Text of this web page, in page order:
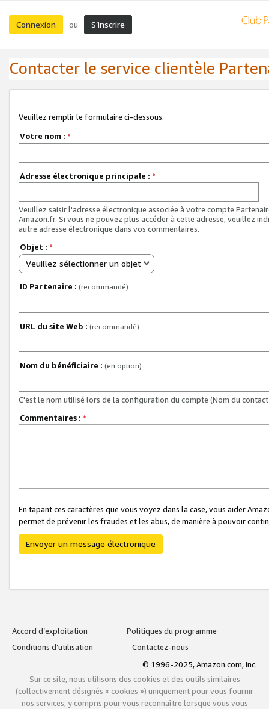
Connexion ou S’inscrire
Contacter le service clientèle
Veuillez remplir le formulaire ci-dessous.
Votre nom : *
Adresse électronique principale : *
Veuillez saisir l'adresse électronique associée à votre compte
Amazon.fr. Si vous ne pouvez plus accéder à cette adresse, veuillez
autre adresse électronique dans vos commentaires.
Objet : *
Veuillez sélectionner un objet
ID Partenaire : (recommandé)
URL du site Web : (recommandé)
Nom du bénéficiaire : (en option)
C'est le nom utilisé lors de la configuration du compte (Nom du
Commentaires : *
En tapant ces caractères que vous voyez dans la case, vous aider
permet de prévenir les fraudes et les abus, de manière à pouvoir
Envoyer un message électronique
Accord d’exploitation
Politiques du programme
Conditions d’utilisation
Contactez-nous
© 1996-2025, Amazon.com, Inc.
Sur ce site, nous utilisons des cookies et des outils similaires
(collectivement désignés « cookies ») uniquement pour vous fournir
nos services, y compris pour vous reconnaître lorsque vous vous